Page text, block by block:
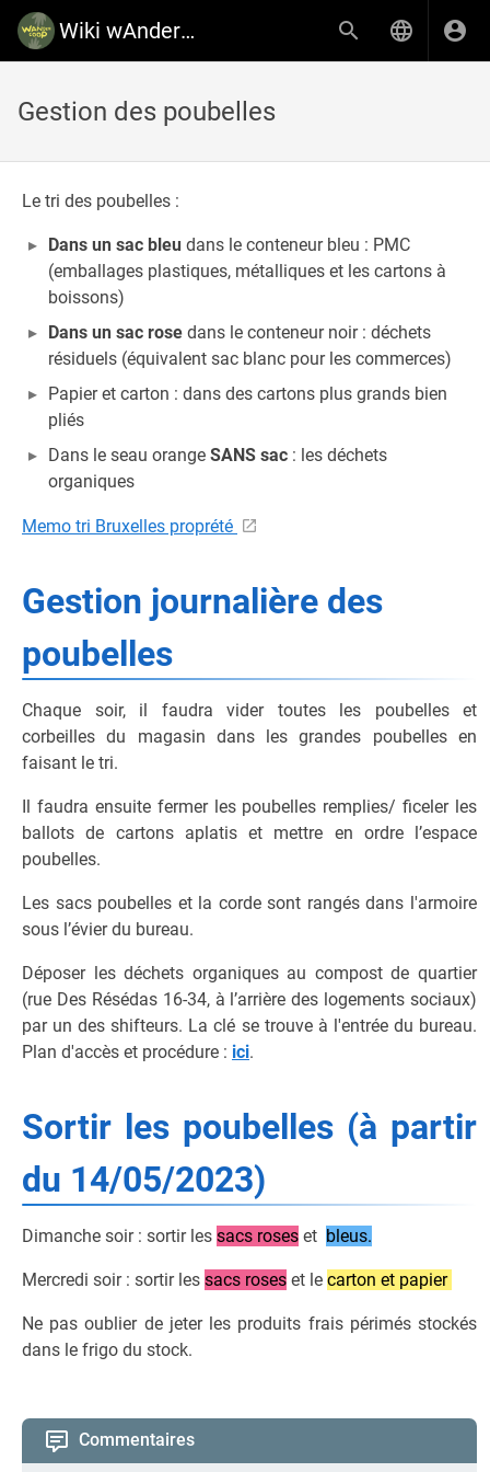
Wiki wAnderCoop
Gestion des poubelles
Le tri des poubelles :
Dans un sac bleu dans le conteneur bleu : PMC
(emballages plastiques, métalliques et les cartons à
boissons)
Dans un sac rose dans le conteneur noir : déchets
résiduels (équivalent sac blanc pour les commerces)
Papier et carton : dans des cartons plus grands bien
pliés
Dans le seau orange SANS sac : les déchets
organiques
Memo tri Bruxelles proprété
Gestion journalière des
poubelles
Chaque soir, il faudra vider toutes les poubelles et
corbeilles du magasin dans les grandes poubelles en
faisant le tri.
Il faudra ensuite fermer les poubelles remplies/ ficeler les
ballots de cartons aplatis et mettre en ordre l’espace
poubelles.
Les sacs poubelles et la corde sont rangés dans l'armoire
sous l’évier du bureau.
Déposer les déchets organiques au compost de quartier
(rue Des Résédas 16-34, à l’arrière des logements sociaux)
par un des shifteurs. La clé se trouve à l'entrée du bureau.
Plan d'accès et procédure : ici.
Sortir les poubelles (à partir
du 14/05/2023)
Dimanche soir : sortir les sacs roses et bleus.
Mercredi soir : sortir les sacs roses et le carton et papier
Ne pas oublier de jeter les produits frais périmés stockés
dans le frigo du stock.
Commentaires